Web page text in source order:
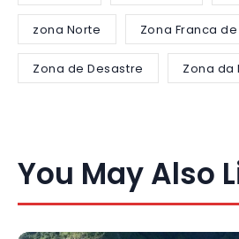
zona Norte Zona Franca
Zona de Desastre Zona da
You May Also